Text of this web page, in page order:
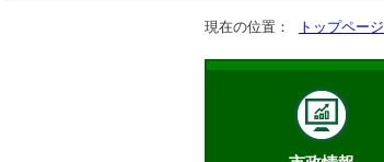
現在の位置： トップページ